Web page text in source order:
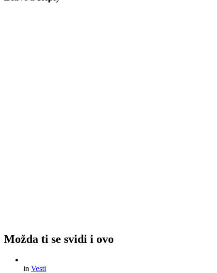
Možda ti se svidi i ovo
in Vesti